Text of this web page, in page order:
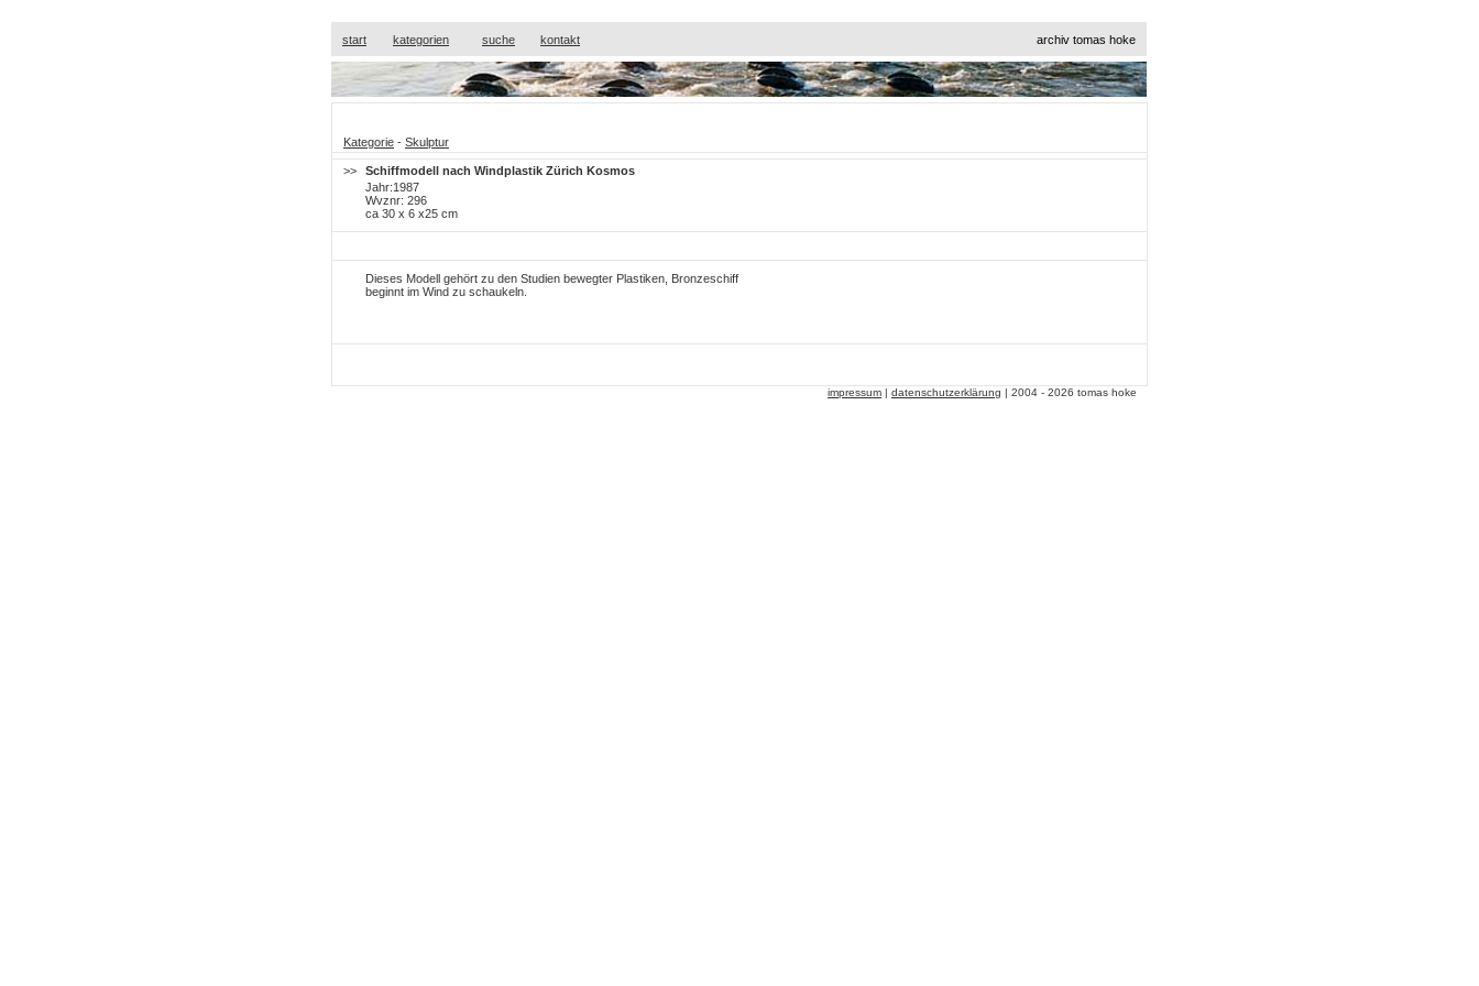
start kategorien suche kontakt archiv tomas hoke
Kategorie - Skulptur
>>
Schiffmodell nach Windplastik Zürich Kosmos
Jahr:1987
Wvznr: 296
ca 30 x 6 x25 cm
Dieses Modell gehört zu den Studien bewegter Plastiken, Bronzeschiff
beginnt im Wind zu schaukeln.
impressum | datenschutzerklärung | 2004 - 2026 tomas hoke